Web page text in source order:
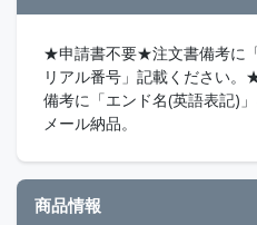
★申請書不要★注文書備考に
リアル番号」記載ください
備考に「エンド名(英語表記)
メール納品。
商品情報